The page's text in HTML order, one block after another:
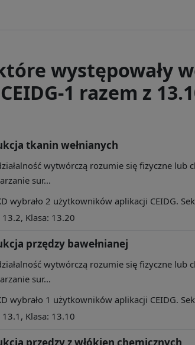
występowały
1 razem z
tkanin wełnianych
wytwórczą rozumie się fizyczne lub
sur...
wybrało 2 użytkowników aplikacji CEIDG.
13.2, Klasa: 13.20
przędzy bawełnianej
wytwórczą rozumie się fizyczne lub
sur...
wybrało 1 użytkowników aplikacji CEIDG.
13.1, Klasa: 13.10
przędzy z włókien chemicznych